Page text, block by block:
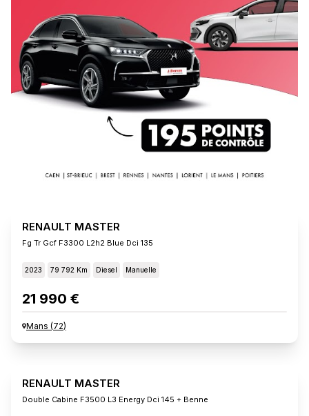
RENAULT MASTER
Fg Tr Gcf F3300 L2h2 Blue Dci 135
2023 79 792 Km Diesel Manuelle
21 990 €
Mans (72)
RENAULT MASTER
Double Cabine F3500 L3 Energy Dci 145 + Benne